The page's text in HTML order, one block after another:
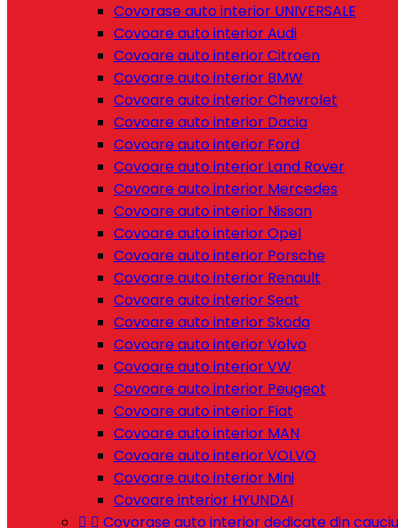
Covorase auto interior UNIVERSALE
Covoare auto interior Audi
Covoare auto interior Citroen
Covoare auto interior BMW
Covoare auto interior Chevrolet
Covoare auto interior Dacia
Covoare auto interior Ford
Covoare auto interior Land Rover
Covoare auto interior Mercedes
Covoare auto interior Nissan
Covoare auto interior Opel
Covoare auto interior Porsche
Covoare auto interior Renault
Covoare auto interior Seat
Covoare auto interior Skoda
Covoare auto interior Volvo
Covoare auto interior VW
Covoare auto interior Peugeot
Covoare auto interior Fiat
Covoare auto interior MAN
Covoare auto interior VOLVO
Covoare auto interior Mini
Covoare interior HYUNDAI
  Covorase auto interior dedicate din